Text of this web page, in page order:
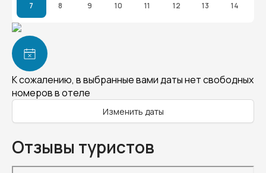
7 8 9 10 11 12 13 14
К сожалению, в выбранные вами даты нет свободных
номеров в отеле
Изменить даты
Отзывы туристов